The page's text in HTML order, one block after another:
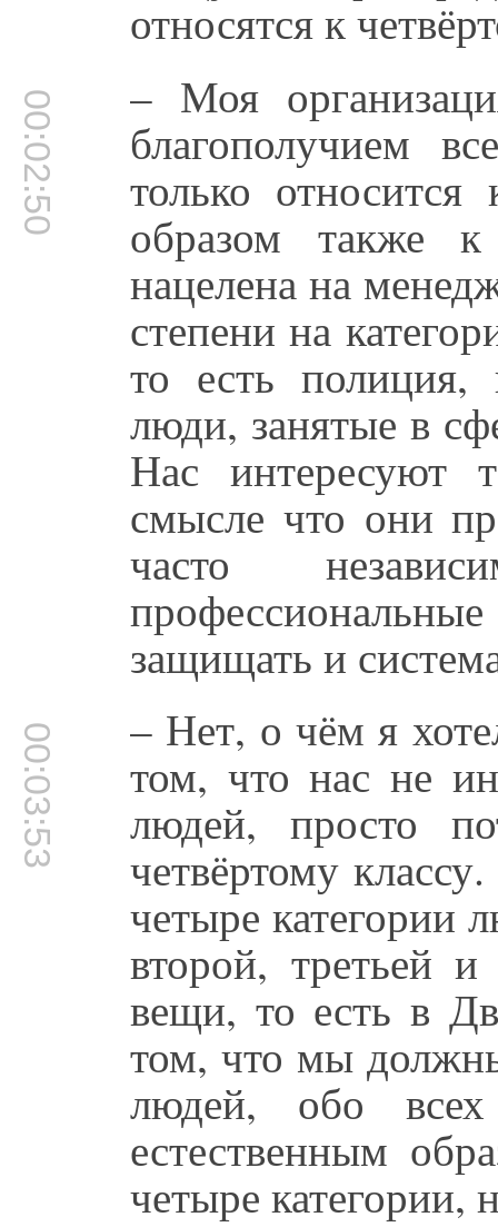
относятся к
00:02:50 – Моя
благополучием
только
образом также
нацелена на
степени на
то есть полиция,
люди, занятые в
Нас интересуют
смысле что они
часто
защищать и
00:03:53 – Нет, о чём я
том, что нас не
людей, просто
четвёртому
четыре категории
второй, третьей
вещи, то есть в
том, что мы
людей, обо всех
естественным
четыре категории,